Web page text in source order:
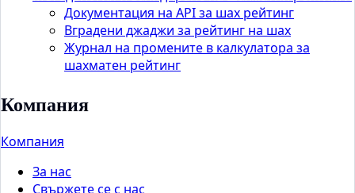
Документация на API за шах рейтинг
Вградени джаджи за рейтинг на шах
Журнал на промените в калкулатора за
шахматен рейтинг
Компания
Компания
За нас
Свържете се с нас